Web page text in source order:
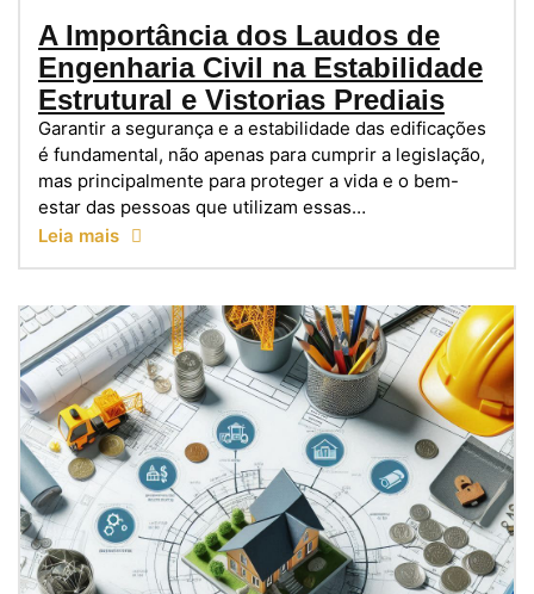
A Importância dos Laudos de
Engenharia Civil na Estabilidade
Estrutural e Vistorias Prediais
Garantir a segurança e a estabilidade das edificações
é fundamental, não apenas para cumprir a legislação,
mas principalmente para proteger a vida e o bem-
estar das pessoas que utilizam essas…
Leia mais